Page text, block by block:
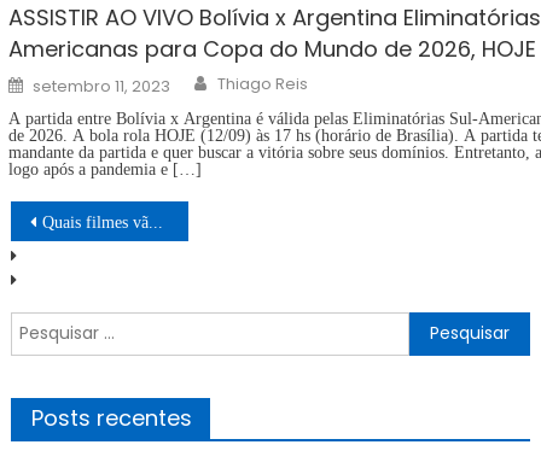
ASSISTIR AO VIVO Bolívia x Argentina
Americanas para Copa do Mundo de 2026,
Posted
on
setembro 11, 2023 Author
Thiago Reis
A partida entre Bolívia x Argentina é válida pelas Eliminatórias Sul-
de 2026. A bola rola HOJE (12/09) às 17 hs (horário de Brasília). A partida
mandante da partida e quer buscar a vitória sobre seus domínios. Entretanto,
logo após a pandemia e […]
Navegação
de
Post
Pesquisar
por:
Posts recentes